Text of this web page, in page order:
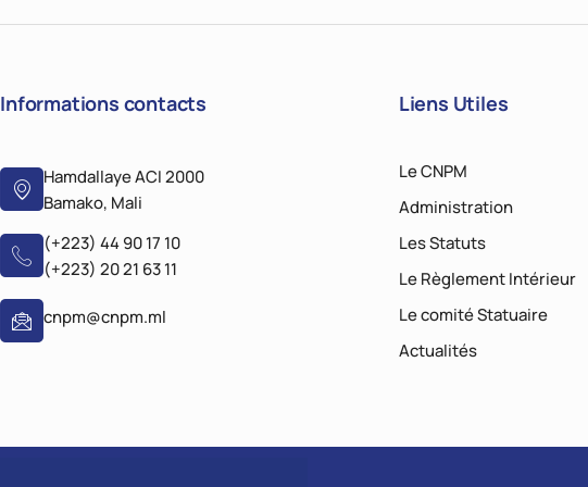
Informations contacts
Hamdallaye ACI 2000
Bamako, Mali
(+223) 44 90 17 10
(+223) 20 21 63 11
cnpm@cnpm.ml
Liens Utiles
Le CNPM
Administration
Les Statuts
Le Règlement Intérieur
Le comité Statuaire
Actualités